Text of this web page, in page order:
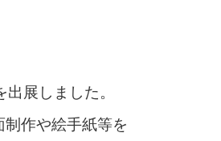
展しました。
作や絵手紙等を